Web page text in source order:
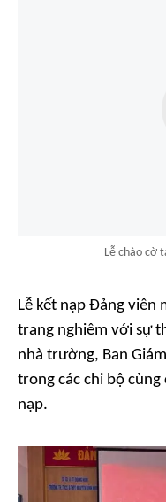
Lễ chào cờ
Lễ kết nạp Đảng viên
trang nghiêm với sự
nhà trường, Ban
trong các chi bộ
nạp.